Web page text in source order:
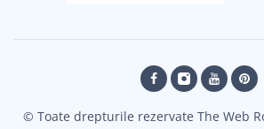
© Toate drepturile rezervate The Web